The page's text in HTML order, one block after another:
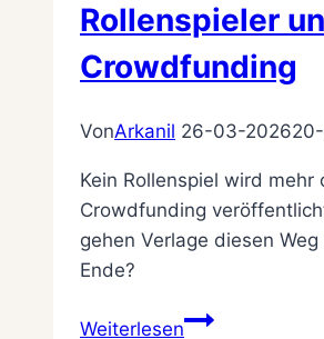
Rollenspieler
Crowdfunding
VonArkanil 26-03-2026
Kein Rollenspiel wird mehr
Crowdfunding
gehen Verlage diesen
Ende?
WeiterlesenDer